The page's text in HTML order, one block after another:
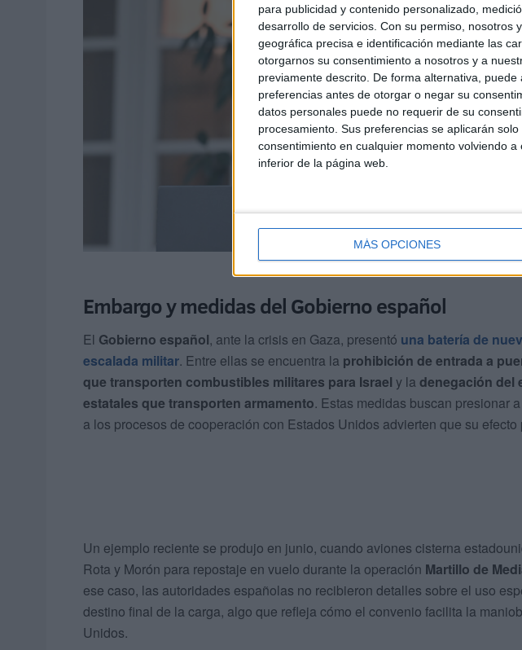
para publicidad y contenido personalizado,
desarrollo de servicios. Con su permiso, nosotros
geográfica precisa e identificación mediante las
otorgarnos su consentimiento a nosotros y a
previamente descrito. De forma alternativa,
preferencias antes de otorgar o negar su
datos personales puede no requerir de su
procesamiento. Sus preferencias se aplicarán
consentimiento en cualquier momento volviendo
inferior de la página web.
MÁS OPCIONES
EFE
Embargo y medidas del Gobierno español
El Gobierno español, ante la crisis en Gaza, presentó una batería de
escalada militar. Entre ellas se encuentra la prohibición de entrada a
que transporten combustibles militares para Israel y la denegación del
estatales que transporten armamento. Estas medidas buscan presionar
a los procesos de cooperación con Estados Unidos advierten que su
Un ejemplo reciente se produjo en junio, cuando aviones cisterna
Rota y Morón para repostaje en vuelo durante la operación Martillo de
ese caso, las autoridades españolas no recibieron detalles sobre el uso
destino final de la carga, algo que refleja cómo el convenio facilita la
Unidos.